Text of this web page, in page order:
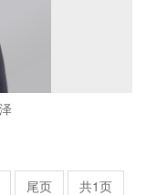
尾页 共1页